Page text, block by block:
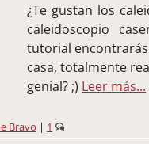
¿Te gustan los
caleidoscopio
tutorial
casa, totalmente
genial? ;) Leer más...
Bravo | 1